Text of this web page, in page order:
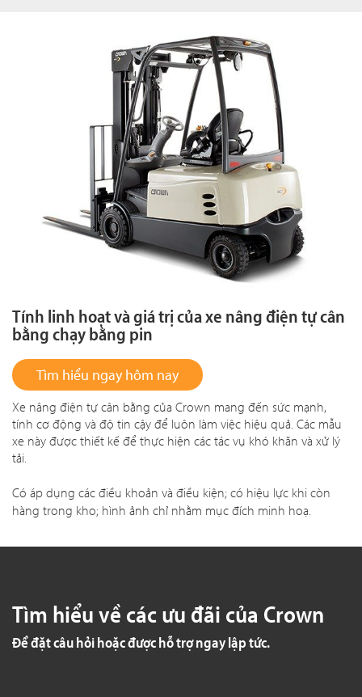
Tính linh hoạt và giá trị của xe nâng điện tự cân
bằng chạy bằng pin
Tìm hiểu ngay hôm nay
Xe nâng điện tự cân bằng của Crown mang đến sức mạnh,
tính cơ động và độ tin cậy để luôn làm việc hiệu quả. Các mẫu
xe này được thiết kế để thực hiện các tác vụ khó khăn và xử lý
tải.
Có áp dụng các điều khoản và điều kiện; có hiệu lực khi còn
hàng trong kho; hình ảnh chỉ nhằm mục đích minh hoạ.
Tìm hiểu về các ưu đãi của Crown
Để đặt câu hỏi hoặc được hỗ trợ ngay lập tức.